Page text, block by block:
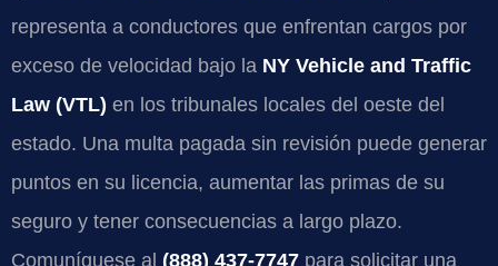
representa a conductores que enfrentan cargos por
exceso de velocidad bajo la NY Vehicle and Traffic
Law (VTL) en los tribunales locales del oeste del
estado. Una multa pagada sin revisión puede generar
puntos en su licencia, aumentar las primas de su
seguro y tener consecuencias a largo plazo.
Comuníquese al (888) 437-7747 para solicitar una